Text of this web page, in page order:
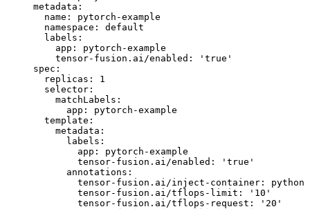
metadata :
  name
: pytorch-example
  namespace
: default
  labels
:
    app
: pytorch-example
    tensor-fusion.ai/enabled
:
'true'
spec :
  replicas
: 1
  selector
:
    matchLabels
:
      app
: pytorch-example
  template
:
    metadata
:
      labels
:
        app
: pytorch-example
        tensor-fusion.ai/enabled
:
'true'
      annotations
:
        tensor-fusion.ai/inject-container
: python
        tensor-fusion.ai/tflops-limit
:
'10'
        tensor-fusion.ai/tflops-request
:
'20'